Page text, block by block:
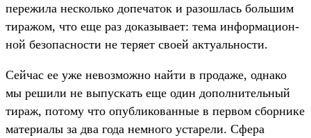
пережи­ла нес­коль­ко допеча­ток и разош­лась боль­шим
тиражом, что еще раз доказы­вает: тема информа­цион­
ной безопас­ности не теря­ет сво­ей акту­аль­нос­ти.
Сей­час ее уже невоз­можно най­ти в про­даже, одна­ко
мы решили не выпус­кать еще один допол­нитель­ный
тираж, потому что опуб­ликован­ные в пер­вом сбор­нике
матери­алы за два года нем­ного уста­рели. Сфе­ра